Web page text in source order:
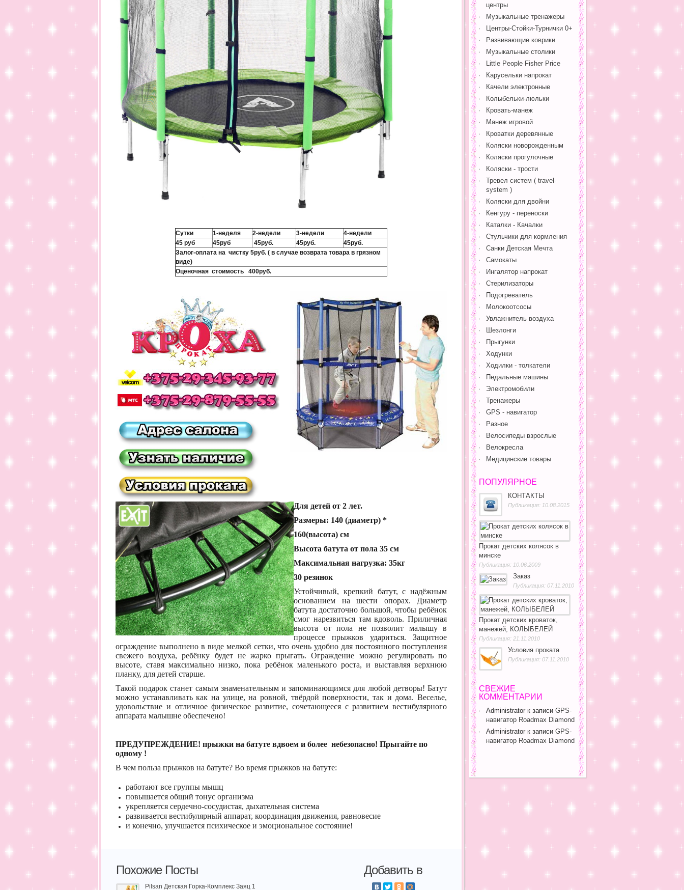
Сутки 1-неделя 2-недели 3-недели
4-недели
45 руб
45руб 45руб. 45руб.
45руб.
Залог-оплата на чистку 5руб. ( в случае возврата товара в грязном
виде)
Оценочная стоимость 400руб.
Для детей от 2 лет.
Размеры: 140 (диаметр) *
160(высота) см
Высота батута от пола 35 см
Максимальная нагрузка: 35кг
30 резинок
Устойчивый, крепкий батут, с надёжным
основанием на шести опорах. Диаметр
батута достаточно большой, чтобы ребёнок
смог нарезвиться там вдоволь. Приличная
высота от пола не позволит малышу в
процессе прыжков удариться. Защитное
ограждение выполнено в виде мелкой сетки, что очень удобно для постоянного поступления
свежего воздуха, ребёнку будет не жарко прыгать. Ограждение можно регулировать по
высоте, ставя максимально низко, пока ребёнок маленького роста, и выставляя верхнюю
планку, для детей старше.
Такой подарок станет самым знаменательным и запоминающимся для любой детворы! Батут
можно устанавливать как на улице, на ровной, твёрдой поверхности, так и дома. Веселье,
удовольствие и отличное физическое развитие, сочетающееся с развитием вестибулярного
аппарата малышне обеспечено!
ПРЕДУПРЕЖДЕНИЕ! прыжки на батуте вдвоем и более небезопасно! Прыгайте по
одному !
В чем польза прыжков на батуте? Во время прыжков на батуте:
работают все группы мышц
повышается общий тонус организма
укрепляется сердечно-сосудистая, дыхательная система
развивается вестибулярный аппарат, координация движения, равновесие
и конечно, улучшается психическое и эмоциональное состояние!
Похожие Посты
Pilsan Детская Горка-Комплекс Заяц 1
Добавить в
центры
Музыкальные тренажеры
Центры-Стойки-Турнички 0+
Развивающие коврики
Музыкальные столики
Little People Fisher Price
Карусельки напрокат
Качели электронные
Колыбельки-люльки
Кровать-манеж
Манеж игровой
Кроватки деревянные
Коляски новорожденным
Коляски прогулочные
Коляски - трости
Тревел систем ( travel-
system )
Коляски для двойни
Кенгуру - переноски
Каталки - Качалки
Стульчики для кормления
Санки Детская Мечта
Самокаты
Ингалятор напрокат
Стерилизаторы
Подогреватель
Молокоотсосы
Увлажнитель воздуха
Шезлонги
Прыгунки
Ходунки
Ходилки - толкатели
Педальные машины
Электромобили
Тренажеры
GPS - навигатор
Разное
Велосипеды взрослые
Велокресла
Медицинские товары
ПОПУЛЯРНОЕ
КОНТАКТЫ
Публикация: 10.08.2015
Прокат детских колясок в
минске
Публикация: 10.06.2009
Заказ
Публикация: 07.11.2010
Прокат детских кроваток,
манежей, КОЛЫБЕЛЕЙ
Публикация: 21.11.2010
Условия проката
Публикация: 07.11.2010
СВЕЖИЕ
КОММЕНТАРИИ
Administrator к записи GPS-
навигатор Roadmax Diamond
Administrator к записи GPS-
навигатор Roadmax Diamond